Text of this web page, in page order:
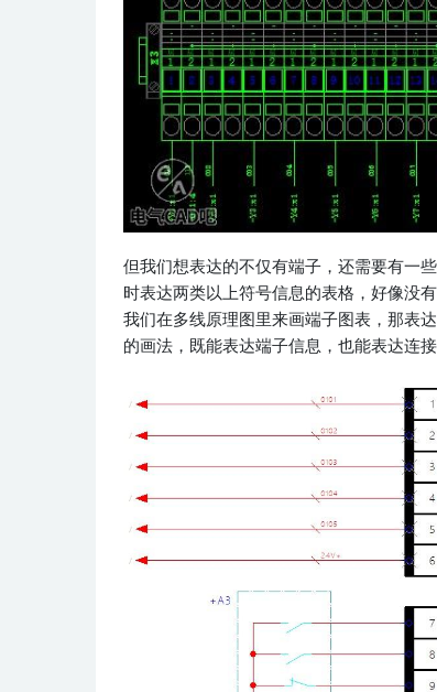
但我们想表达的不仅有端子，还需要有一
时表达两类以上符号信息的表格，好像没
我们在多线原理图里来画端子图表，那表
的画法，既能表达端子信息，也能表达连